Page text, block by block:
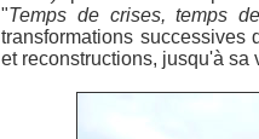
"Temps de crises, temps
transformations successives
et reconstructions, jusqu'à sa